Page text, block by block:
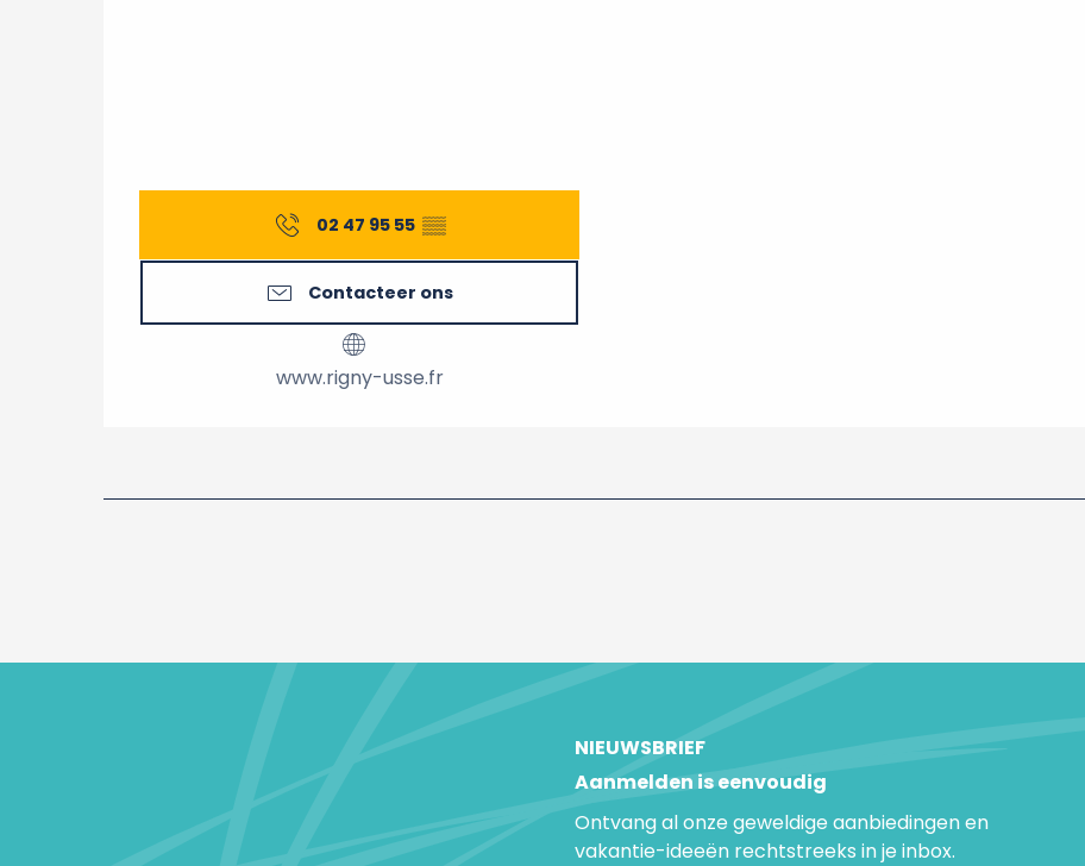
02 47 95 55 ▒▒
Contacteer ons
www.rigny-usse.fr
NIEUWSBRIEF
Aanmelden is eenvoudig
Ontvang al onze geweldige aanbiedingen en
vakantie-ideeën rechtstreeks in je inbox.